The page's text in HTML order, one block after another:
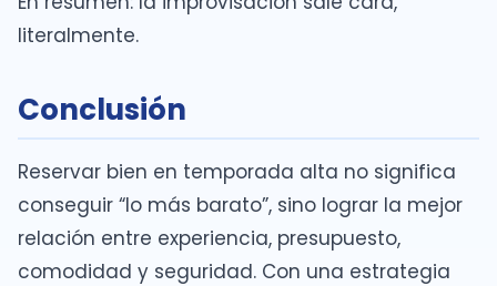
literalmente.
Conclusión
Reservar bien en temporada alta no significa
conseguir “lo más barato”, sino lograr la mejor
relación entre experiencia, presupuesto,
comodidad y seguridad. Con una estrategia